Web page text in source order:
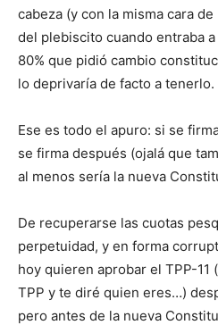
cabeza (y con la misma cara
del plebiscito cuando entraba
80% que pidió cambio
lo deprivaría de facto a tenerlo.
Ese es todo el apuro: si se
se firma después (ojalá que
al menos sería la nueva
De recuperarse las cuotas
perpetuidad, y en forma
hoy quieren aprobar el TPP-11
TPP y te diré quien eres…)
pero antes de la nueva